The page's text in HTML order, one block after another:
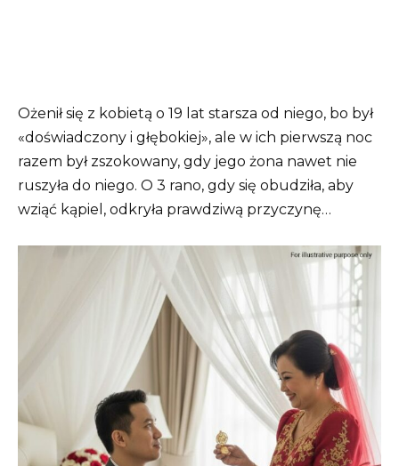
Ożenił się z kobietą o 19 lat starsza od niego, bo był
«doświadczony i głębokiej», ale w ich pierwszą noc
razem był zszokowany, gdy jego żona nawet nie
ruszyła do niego. O 3 rano, gdy się obudziła, aby
wziąć kąpiel, odkryła prawdziwą przyczynę…